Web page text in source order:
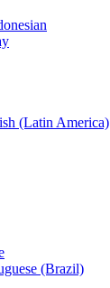
(Latin America)
(Brazil)